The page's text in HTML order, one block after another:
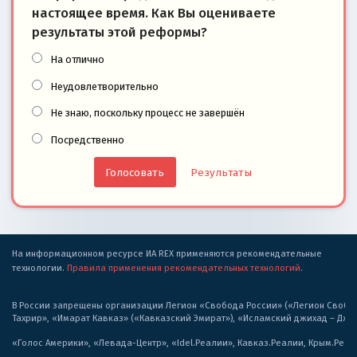
настоящее время. Как Вы оцениваете
результаты этой реформы?
На отлично
Неудовлетворительно
Не знаю, поскольку процесс не завершён
Посредственно
Результаты
На информационном ресурсе ИА REX применяются рекомендательные
технологии. Правила применения рекомендательных технологий.
В России запрещены организации Легион «Свобода России» («Легион
Тахрир», «Имарат Кавказ» («Кавказский Эмират»), «Исламский джихад –
«Голос Америки», «Левада-Центр», «Idel.Реалии», Кавказ.Реалии,